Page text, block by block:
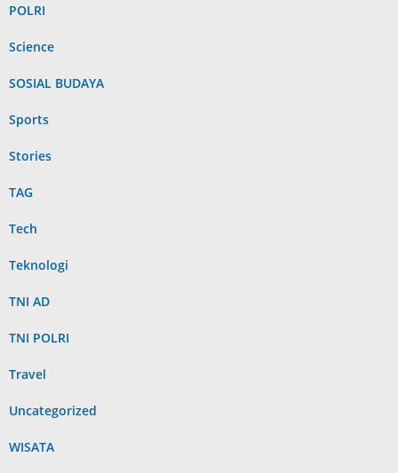
POLRI
Science
SOSIAL BUDAYA
Sports
Stories
TAG
Tech
Teknologi
TNI AD
TNI POLRI
Travel
Uncategorized
WISATA